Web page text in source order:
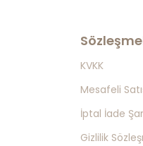
KVKK
Mesafeli
İptal İade
Gizlilik